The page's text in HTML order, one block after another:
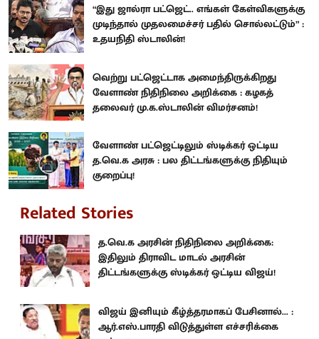
“இது ஜால்ரா பட்ஜெட்.. எங்கள் கேள்விகளுக்கு
முடிந்தால் முதலமைச்சர் பதில் சொல்லட்டும்” :
உதயநிதி ஸ்டாலின்!
வெற்று பட்ஜெட்டாக அமைந்திருக்கிறது
வேளாண் நிதிநிலை அறிக்கை : கழகத்
தலைவர் மு.க.ஸ்டாலின் விமர்சனம்!
வேளாண் பட்ஜெட்டிலும் ஸ்டிக்கர் ஒட்டிய
த.வெ.க அரசு : பல திட்டங்களுக்கு நிதியும்
குறைப்பு!
Related Stories
த.வெ.க அரசின் நிதிநிலை அறிக்கை:
இதிலும் திராவிட மாடல் அரசின்
திட்டங்களுக்கு ஸ்டிக்கர் ஒட்டிய விஜய்!
விஜய் இனியும் கீழ்த்தரமாகப் பேசினால்... :
ஆர்.எஸ்.பாரதி விடுத்துள்ள எச்சரிக்கை